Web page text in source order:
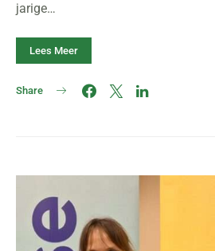
jarige…
Lees Meer
Share